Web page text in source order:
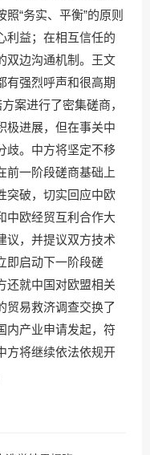
“务实、平衡”的原则
利益；在相互信任的
双边沟通机制。王文
有强烈呼声和很高期
案进行了密集磋商，
极进展，但在事关中
歧。中方将坚定不移
前一阶段磋商基础上
突破，切实回应中欧
中欧经贸互利合作大
议，并提议双方技术
即启动下一阶段磋
还就中国对欧盟相关
贸易救济调查交换了
内产业申请发起，符
方将继续依法依规开